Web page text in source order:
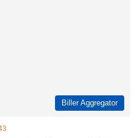
Biller Aggregator